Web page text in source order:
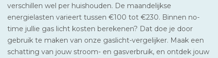
verschillen wel per huishouden. De maandelijkse
energielasten varieert tussen €100 tot €230. Binnen no-
time jullie gas licht kosten berekenen? Dat doe je door
gebruik te maken van onze gaslicht-vergelijker. Maak een
schatting van jouw stroom- en gasverbruik, en ontdek jouw